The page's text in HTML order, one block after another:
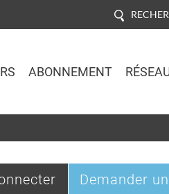
ABONNEMENT
(onglet
Demander